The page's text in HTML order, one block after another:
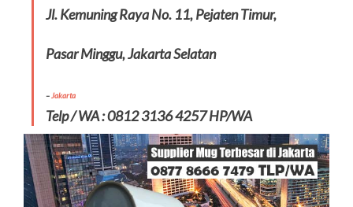
Jl. Kemuning Raya No. 11,Pejaten Timur,
Pasar Minggu, Jakarta Selatan
– Jakarta
Telp / WA : 0812 3136 4257 HP/WA